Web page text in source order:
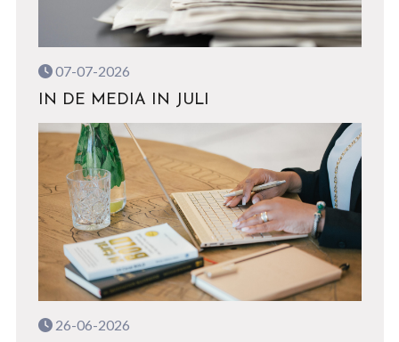
07-07-2026
IN DE MEDIA IN JULI
26-06-2026